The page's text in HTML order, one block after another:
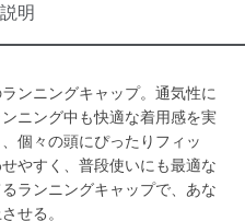
明
ンニングキャップ。通気性に
ニング中も快適な着用感を実
個々の頭にぴったりフィッ
やすく、普段使いにも最適な
ランニングキャップで、あな
せる。